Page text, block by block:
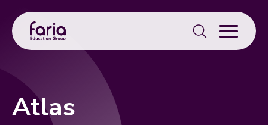
Search
for:
Atlas